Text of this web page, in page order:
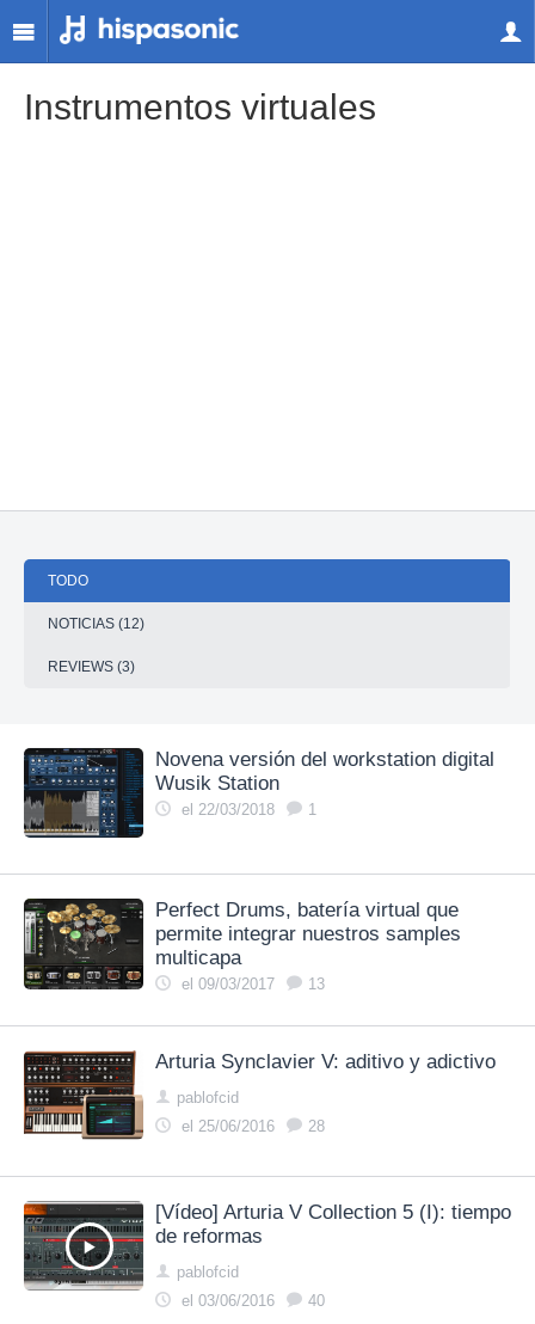
Instrumentos virtuales
TODO
NOTICIAS (12)
REVIEWS (3)
Novena versión del workstation digital
Wusik Station
el 22/03/2018 1
Perfect Drums, batería virtual que
permite integrar nuestros samples
multicapa
el 09/03/2017 13
Arturia Synclavier V: aditivo y adictivo
pablofcid
el 25/06/2016
28
[Vídeo] Arturia V Collection 5 (I): tiempo
de reformas
pablofcid
el 03/06/2016
40